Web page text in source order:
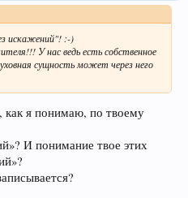
искажений"! :-)
У нас ведь есть собственное
сущность может через него
я понимаю, по твоему
И понимание твое этих